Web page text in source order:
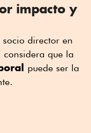
impacto y
director en
considera que la
puede ser la